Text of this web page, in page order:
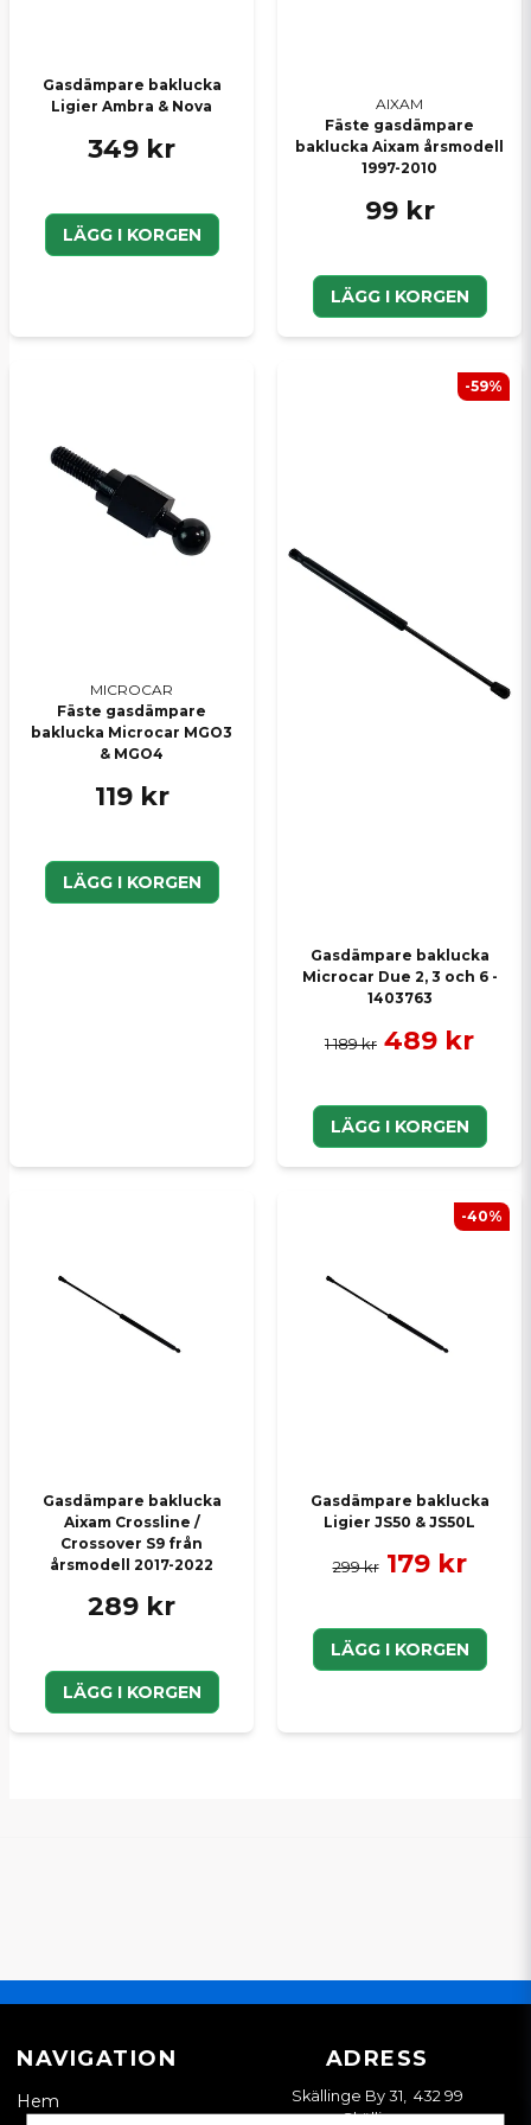
Gasdämpare baklucka
Ligier Ambra & Nova
349 kr
LÄGG I KORGEN
AIXAM
Fäste gasdämpare
baklucka Aixam årsmodell
1997-2010
99 kr
LÄGG I KORGEN
MICROCAR
Fäste gasdämpare
baklucka Microcar MGO3
& MGO4
119 kr
LÄGG I KORGEN
Gasdämpare baklucka
Microcar Due 2, 3 och 6 -
1403763
1 189 kr 489 kr
LÄGG I KORGEN
-59%
Gasdämpare baklucka
Aixam Crossline /
Crossover S9 från
årsmodell 2017-2022
289 kr
LÄGG I KORGEN
Gasdämpare baklucka
Ligier JS50 & JS50L
299 kr 179 kr
LÄGG I KORGEN
-40%
Skicka en fråga
NAVIGATION
Hem
ADRESS
Skällinge By 31, 432 99
Skällinge